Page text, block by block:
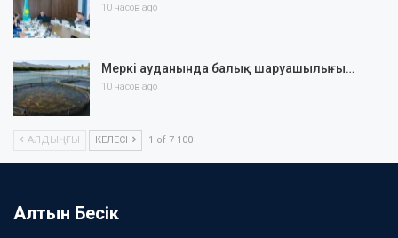
10 часов ago
Меркі ауданында балық шаруашылығы…
10 часов ago
АЛДЫҢҒЫ КЕЛЕСІ 1 of 7 100
Алтын Бесік